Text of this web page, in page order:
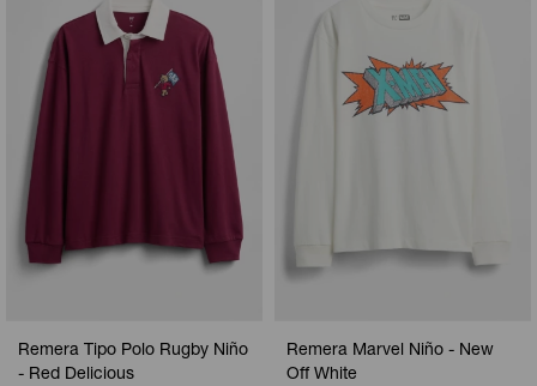
Remera Tipo Polo Rugby Niño
- Red Delicious
Remera Marvel Niño - New
Off White